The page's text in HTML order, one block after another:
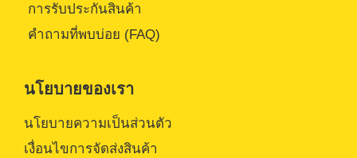
การรับประกันสินค้า
คำถามที่พบบ่อย (FAQ)
นโยบายของเรา
นโยบายความเป็นส่วนตัว
เงื่อนไขการจัดส่งสินค้า